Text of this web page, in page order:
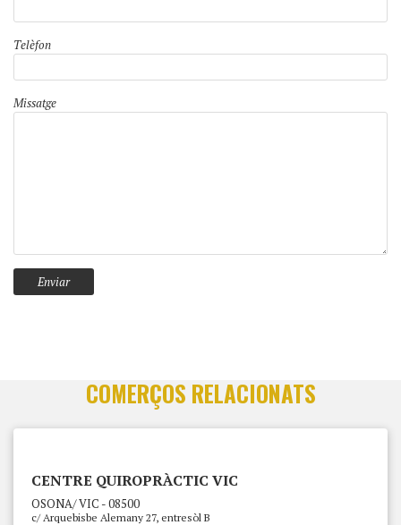
Telèfon
Missatge
COMERÇOS RELACIONATS
CENTRE QUIROPRÀCTIC VIC
OSONA/ VIC - 08500
c/ Arquebisbe Alemany 27, entresòl B